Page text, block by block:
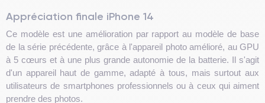
Appréciation finale iPhone 14
Ce modèle est une amélioration par rapport au modèle de base
de la série précédente, grâce à l'appareil photo amélioré, au GPU
à 5 cœurs et à une plus grande autonomie de la batterie. Il s'agit
d'un appareil haut de gamme, adapté à tous, mais surtout aux
utilisateurs de smartphones professionnels ou à ceux qui aiment
prendre des photos.